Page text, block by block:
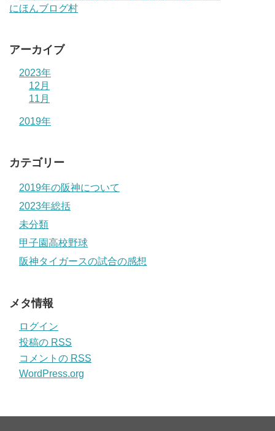
にほんブログ村
アーカイブ
2023年
12月
11月
2019年
カテゴリー
2019年の阪神について
2023年総括
未分類
甲子園高校野球
阪神タイガースの試合の感想
メタ情報
ログイン
投稿の RSS
コメントの RSS
WordPress.org